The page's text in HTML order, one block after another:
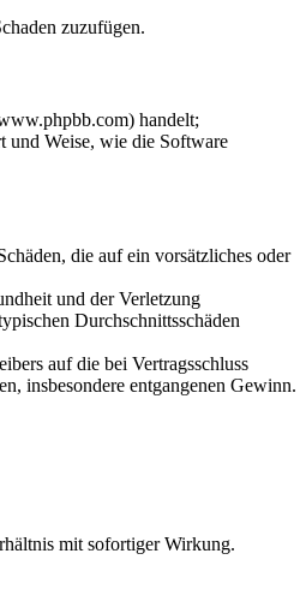
zuzufügen.
handelt;
und Weise, wie die Software
die auf ein vorsätzliches oder
und der Verletzung
Durchschnittsschäden
auf die bei Vertragsschluss
insbesondere entgangenen Gewinn.
mit sofortiger Wirkung.